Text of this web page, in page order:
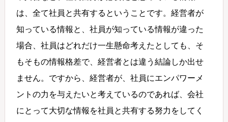
は、全て社員と共有するということです。経営者が
知っている情報と、社員が知っている情報が違った
場合、社員はどれだけ一生懸命考えたとしても、そ
もそもの情報格差で、経営者とは違う結論しか出せ
ません。ですから、経営者が、社員にエンパワーメ
ントの力を与えたいと考えているのであれば、会社
にとって大切な情報を社員と共有する努力をしてく